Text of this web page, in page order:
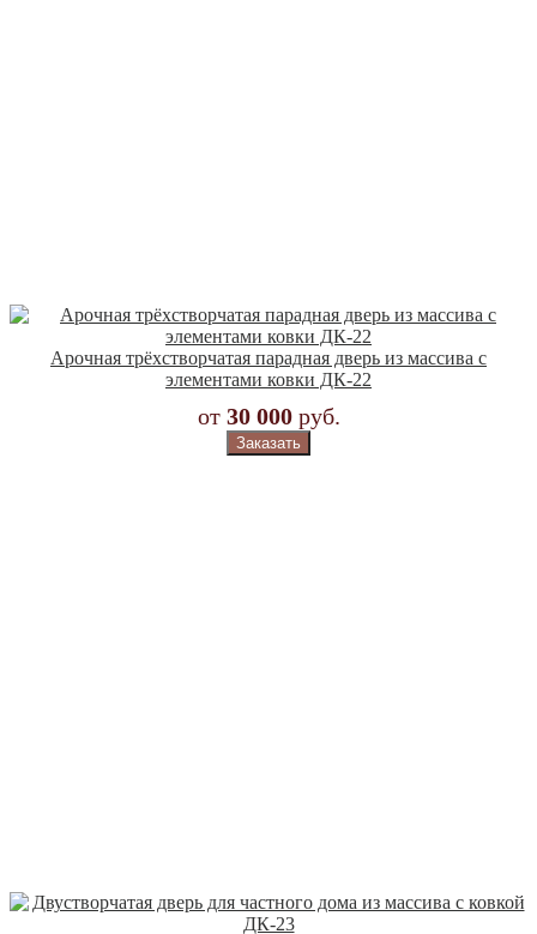
Арочная трёхстворчатая парадная дверь из массива с
элементами ковки ДК-22
от 30 000 руб.
Заказать